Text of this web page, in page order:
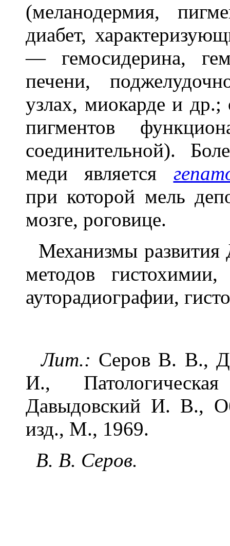
(меланодермия,
диабет,
— гемосидерина,
печени,
узлах, миокарде и
пигментов
соединительной).
меди является
при которой мель
мозге, роговице.
Механизмы развития
методов
ауторадиографии,
Лит.: Серов В. В.,
И.,
Давыдовский И. В.,
изд., М., 1969.
В. В. Серов.